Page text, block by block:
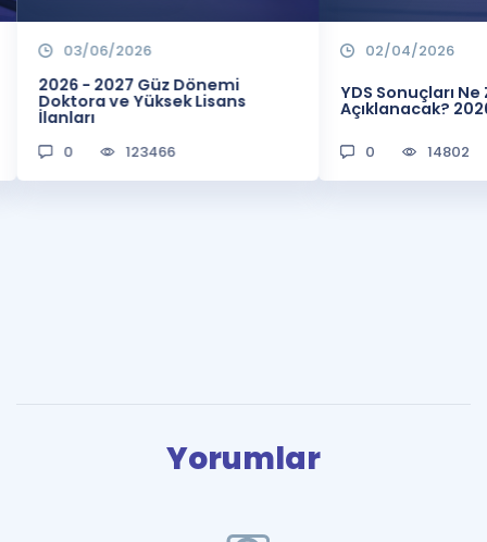
03/06/2026
2026 - 2027 Güz Dönemi
Doktora ve Yüksek Lisans
İlanları
0 123466
02/04/2026
YDS Sonuçları
Açıklanacak?
0 14802
Yorumlar